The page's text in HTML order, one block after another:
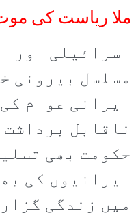
ملا ریاست کی
اسرائیلی اور
مسلسل بیرونی
ایرانی عوام
ناقابل
حکومت بھی
ایرانیوں کی
میں زندگی